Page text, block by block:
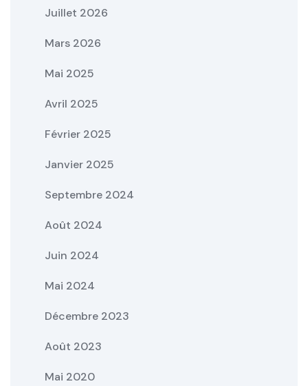
Juillet 2026
Mars 2026
Mai 2025
Avril 2025
Février 2025
Janvier 2025
Septembre 2024
Août 2024
Juin 2024
Mai 2024
Décembre 2023
Août 2023
Mai 2020